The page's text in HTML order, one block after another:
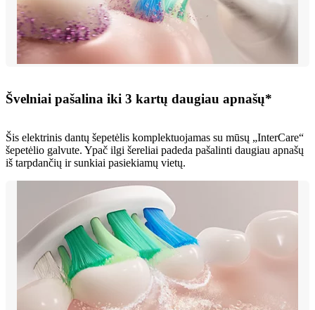
Švelniai pašalina iki 3 kartų daugiau apnašų*
Šis elektrinis dantų šepetėlis komplektuojamas su mūsų „InterCare“
šepetėlio galvute. Ypač ilgi šereliai padeda pašalinti daugiau apnašų
iš tarpdančių ir sunkiai pasiekiamų vietų.